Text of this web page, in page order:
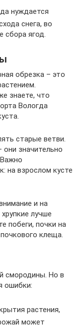
нуждается
снега, во
сбора ягод.
обрезка – это
знаете, что
Вологда
старые ветви.
значительно
на взрослом кусте
и на
лучше
побеги, почки на
клеща.
смородины. Но в
ошибки:
растения,
может